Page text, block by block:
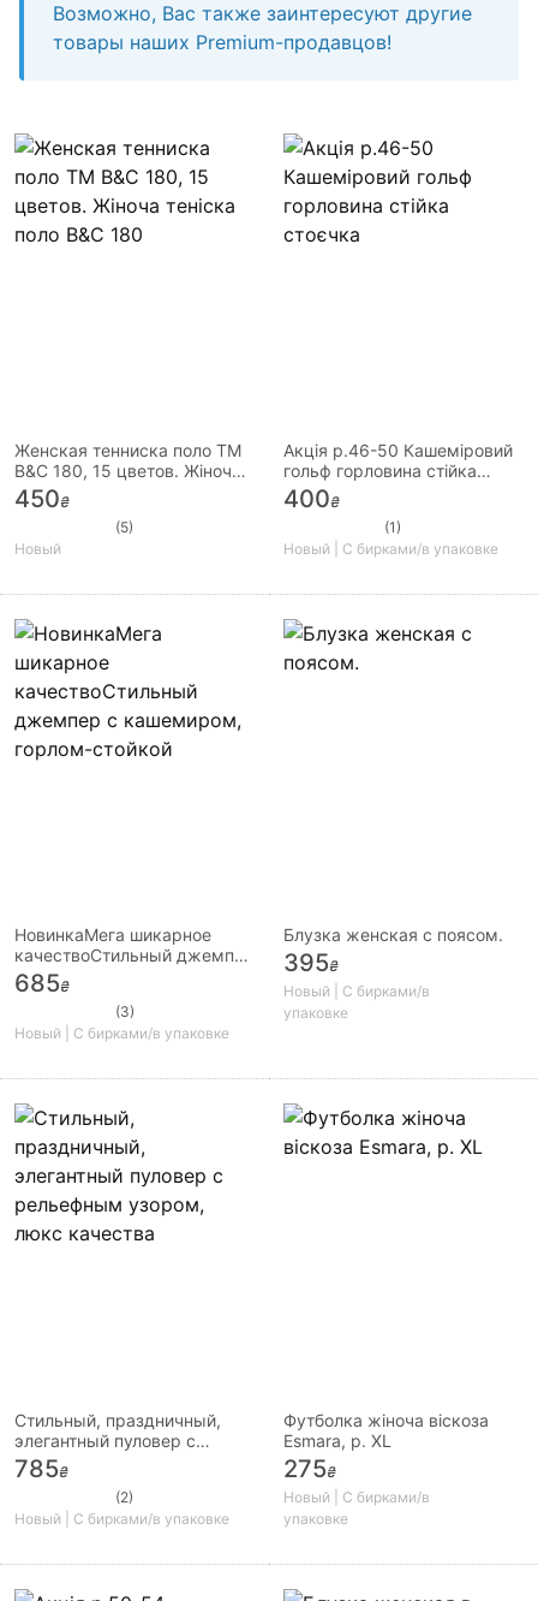
Возможно, Вас также заинтересуют другие
товары наших Premium-продавцов!
Женская тенниска поло ТМ
B&C 180, 15 цветов. Жіноча
теніска поло B&C 180
450₴
(5)
Новый
Акція р.46-50 Кашеміровий
гольф горловина стійка
стоєчка
400₴
(1)
Новый | С бирками/в упаковке
НовинкаМега шикарное
качествоСтильный джемпер
с кашемиром, горлом-
стойкой
685₴
(3)
Новый | С бирками/в упаковке
Блузка женская с поясом.
395₴
Новый | С бирками/в
упаковке
Стильный, праздничный,
элегантный пуловер с
рельефным узором, люкс
качества
785₴
(2)
Новый | С бирками/в упаковке
Футболка жіноча віскоза
Esmara, р. XL
275₴
Новый | С бирками/в
упаковке